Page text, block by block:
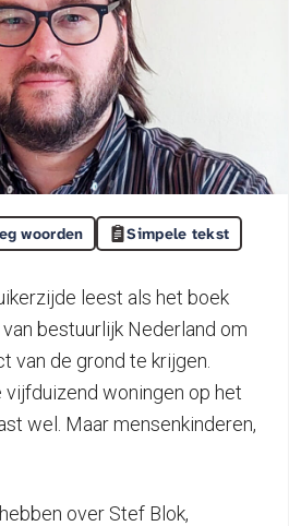
woorden Simpele tekst
leest als het boek
bestuurlijk Nederland om
van de grond te krijgen.
woningen op het
wel. Maar mensenkinderen,
over Stef Blok,